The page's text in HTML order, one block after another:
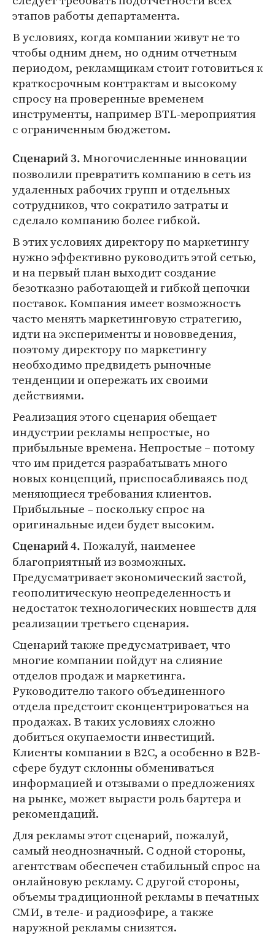
этапов работы департамента.
В условиях, когда компании живут не то
чтобы одним днем, но одним отчетным
периодом, рекламщикам стоит готовиться к
краткосрочным контрактам и высокому
спросу на проверенные временем
инструменты, например BTL-мероприятия
с ограниченным бюджетом.
Сценарий 3. Многочисленные инновации
позволили превратить компанию в сеть из
удаленных рабочих групп и отдельных
сотрудников, что сократило затраты и
сделало компанию более гибкой.
В этих условиях директору по маркетингу
нужно эффективно руководить этой сетью,
и на первый план выходит создание
безотказно работающей и гибкой цепочки
поставок. Компания имеет возможность
часто менять маркетинговую стратегию,
идти на эксперименты и нововведения,
поэтому директору по маркетингу
необходимо предвидеть рыночные
тенденции и опережать их своими
действиями.
Реализация этого сценария обещает
индустрии рекламы непростые, но
прибыльные времена. Непростые – потому
что им придется разрабатывать много
новых концепций, приспосабливаясь под
меняющиеся требования клиентов.
Прибыльные – поскольку спрос на
оригинальные идеи будет высоким.
Сценарий 4. Пожалуй, наименее
благоприятный из возможных.
Предусматривает экономический застой,
геополитическую неопределенность и
недостаток технологических новшеств для
реализации третьего сценария.
Сценарий также предусматривает, что
многие компании пойдут на слияние
отделов продаж и маркетинга.
Руководителю такого объединенного
отдела предстоит сконцентрироваться на
продажах. В таких условиях сложно
добиться окупаемости инвестиций.
Клиенты компании в B2C, а особенно в B2B-
сфере будут склонны обмениваться
информацией и отзывами о предложениях
на рынке, может вырасти роль бартера и
рекомендаций.
Для рекламы этот сценарий, пожалуй,
самый неоднозначный. С одной стороны,
агентствам обеспечен стабильный спрос на
онлайновую рекламу. С другой стороны,
объемы традиционной рекламы в печатных
СМИ, в теле- и радиоэфире, а также
наружной рекламы снизятся.